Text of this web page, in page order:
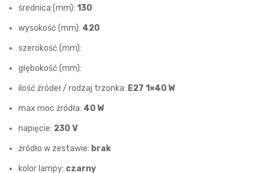
średnica (mm): 130
wysokość (mm): 420
szerokość (mm):
głębokość (mm):
ilość źródeł / rodzaj trzonka: E27 1×40 W
max moc źródła: 40 W
napięcie: 230 V
źródło w zestawie: brak
kolor lampy: czarny